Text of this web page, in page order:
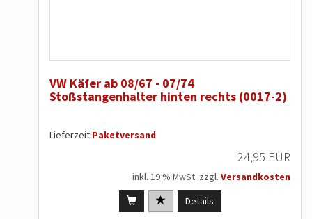
VW Käfer ab 08/67 - 07/74
Stoßstangenhalter hinten rechts (0017-2)
Lieferzeit:Paketversand
24,95 EUR
inkl. 19 % MwSt. zzgl. Versandkosten
Details